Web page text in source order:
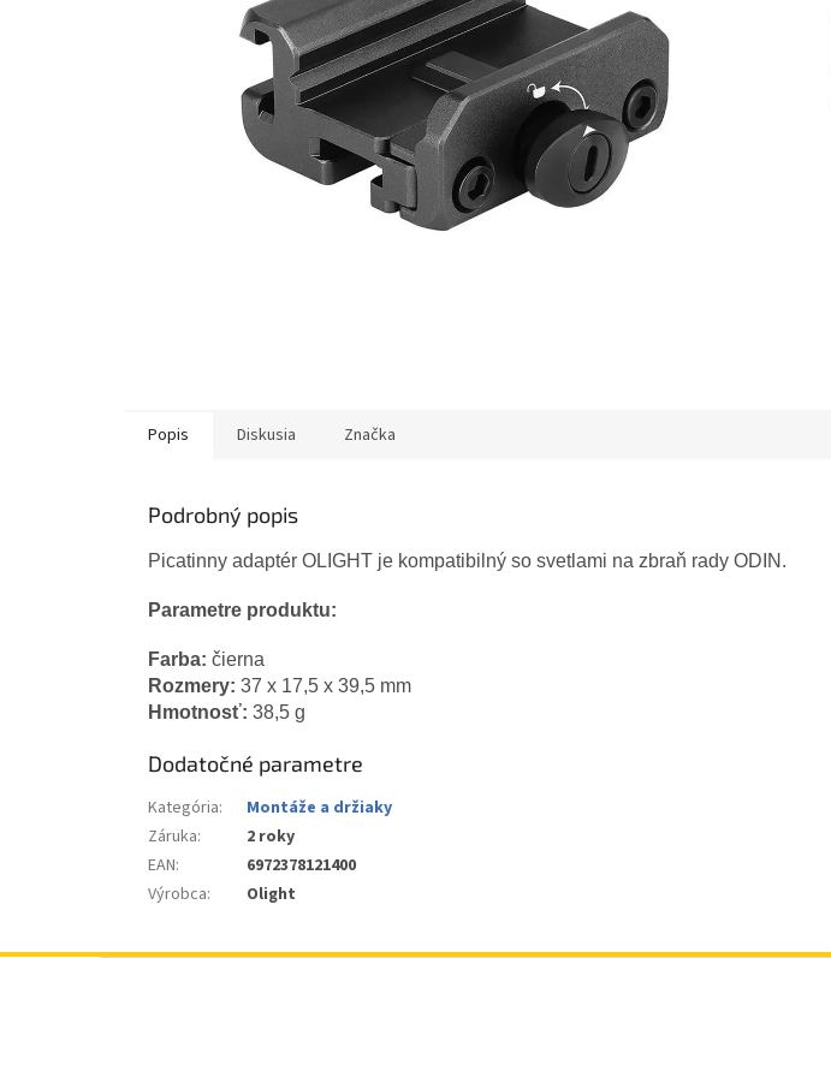
Popis Diskusia Značka
Podrobný popis
Picatinny adaptér OLIGHT je kompatibilný so svetlami na zbraň rady ODIN.
Parametre produktu:
Farba: čierna
Rozmery: 37 x 17,5 x 39,5 mm
Hmotnosť: 38,5 g
Dodatočné parametre
Kategória:
Montáže a držiaky
Záruka:
2 roky
EAN:
6972378121400
Výrobca: Olight